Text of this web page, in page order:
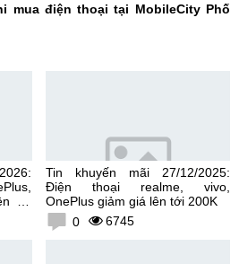
mua điện thoại tại MobileCity Phố
tới
Tin khuyến mãi 27/12/2025:
Điện thoại realme, vivo,
OnePlus giảm giá lên tới 200K
0
6745